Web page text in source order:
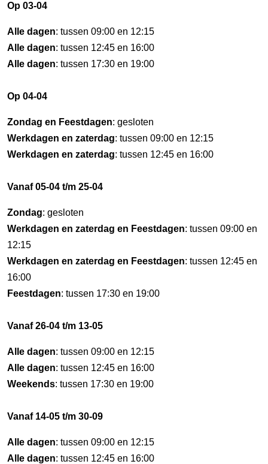
Op 03-04
Alle dagen: tussen 09:00 en 12:15
Alle dagen: tussen 12:45 en 16:00
Alle dagen: tussen 17:30 en 19:00
Op 04-04
Zondag en Feestdagen: gesloten
Werkdagen en zaterdag: tussen 09:00 en 12:15
Werkdagen en zaterdag: tussen 12:45 en 16:00
Vanaf 05-04 t/m 25-04
Zondag: gesloten
Werkdagen en zaterdag en Feestdagen: tussen 09:00 en
12:15
Werkdagen en zaterdag en Feestdagen: tussen 12:45 en
16:00
Feestdagen: tussen 17:30 en 19:00
Vanaf 26-04 t/m 13-05
Alle dagen: tussen 09:00 en 12:15
Alle dagen: tussen 12:45 en 16:00
Weekends: tussen 17:30 en 19:00
Vanaf 14-05 t/m 30-09
Alle dagen: tussen 09:00 en 12:15
Alle dagen: tussen 12:45 en 16:00